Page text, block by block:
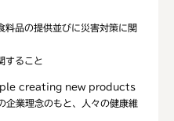
料品の提供並びに災害対策に関
すること
creating new products
理念のもと、人々の健康維